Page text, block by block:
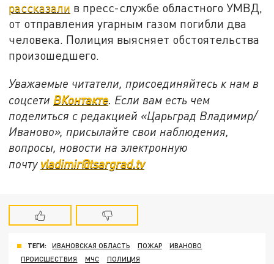
рассказали в пресс-службе областного УМВД,
от отправления угарным газом погибли два
человека. Полиция выясняет обстоятельства
произошедшего.
Уважаемые читатели, присоединяйтесь к нам в
соцсети ВКонтакте. Если вам есть чем
поделиться с редакцией «Царьград Владимир/
Иваново», присылайте свои наблюдения,
вопросы, новости на электронную
почту vladimir@tsargrad.tv
ТЕГИ: ИВАНОВСКАЯ ОБЛАСТЬ ПОЖАР
ИВАНОВО
ПРОИСШЕСТВИЯ
МЧС ПОЛИЦИЯ